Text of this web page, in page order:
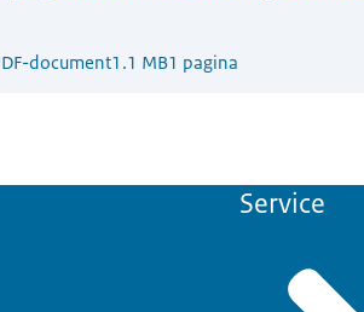
document1.1 MB1 pagina
Service